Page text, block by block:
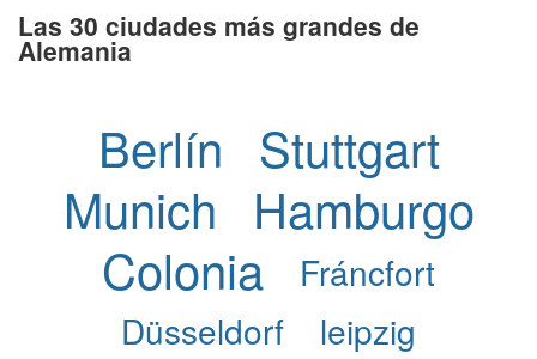
Las 30 ciudades más grandes de
Alemania
Berlín Stuttgart
Munich
Hamburgo
Colonia
Fráncfort
Düsseldorf
leipzig